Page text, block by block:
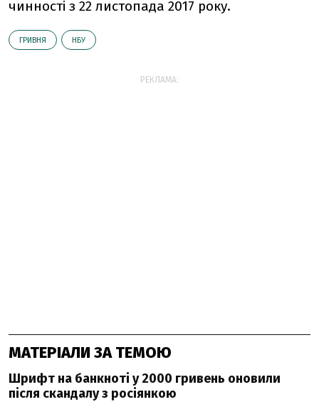
чинності з 22 листопада 2017 року.
ГРИВНЯ НБУ
РЕКЛАМА:
МАТЕРІАЛИ ЗА ТЕМОЮ
Шрифт на банкноті у 2000 гривень оновили
після скандалу з росіянкою